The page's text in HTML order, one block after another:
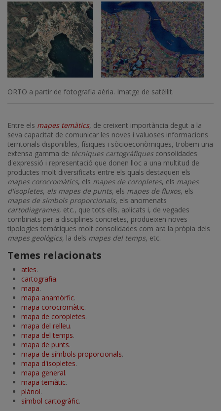
Imatge
ORTO a partir de fotografia aèria. Imatge de satèl·lit.
Entre els mapes temàtics, de creixent importància degut a la
seva capacitat de comunicar les noves i valuoses informacions
territorials disponibles, físiques i sòcioeconòmiques, trobem una
extensa gamma de tècniques cartogràfiques consolidades
d'expressió i representació que donen lloc a una multitud de
productes molt diversificats entre els quals destaquen els
mapes corocromàtics, els mapes de coropletes, els mapes
d'isopletes, els mapes de punts, els mapes de fluxos, els
mapes de símbols proporcionals, els anomenats
cartodiagrames, etc., que tots ells, aplicats i, de vegades
combinats per a disciplines concretes, produeixen noves
tipologies temàtiques molt consolidades com ara la pròpia dels
mapes geològics, la dels mapes del temps, etc.
Temes relacionats
atles.
cartografia.
mapa.
mapa anamòrfic.
mapa corocromàtic.
mapa de coropletes.
mapa del relleu.
mapa del temps.
mapa de punts.
mapa de símbols proporcionals.
mapa d'isopletes.
mapa general.
mapa temàtic.
plànol.
símbol cartogràfic.